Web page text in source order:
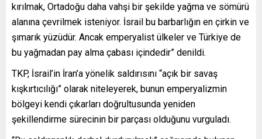
kırılmak, Ortadoğu daha vahşi bir şekilde yağma ve sömürü
alanına çevrilmek isteniyor. İsrail bu barbarlığın en çirkin ve
şımarık yüzüdür. Ancak emperyalist ülkeler ve Türkiye de
bu yağmadan pay alma çabası içindedir” denildi.
TKP, İsrail’in İran’a yönelik saldırısını “açık bir savaş
kışkırtıcılığı” olarak niteleyerek, bunun emperyalizmin
bölgeyi kendi çıkarları doğrultusunda yeniden
şekillendirme sürecinin bir parçası olduğunu vurguladı.